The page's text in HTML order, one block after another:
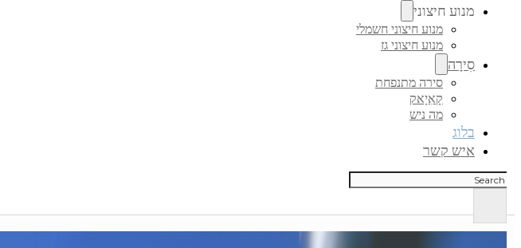
מנוע חיצוני
מנוע חיצוני חשמלי
מנוע חיצוני גז
סִירָה
סירה מתנפחת
קָאִיָאק
מה ניש
בלוג
איש קשר
חיפוש